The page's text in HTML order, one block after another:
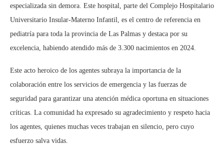
especializada sin demora. Este hospital, parte del Complejo Hospitalario
Universitario Insular-Materno Infantil, es el centro de referencia en
pediatría para toda la provincia de Las Palmas y destaca por su
excelencia, habiendo atendido más de 3.300 nacimientos en 2024.
Este acto heroico de los agentes subraya la importancia de la
colaboración entre los servicios de emergencia y las fuerzas de
seguridad para garantizar una atención médica oportuna en situaciones
críticas. La comunidad ha expresado su agradecimiento y respeto hacia
los agentes, quienes muchas veces trabajan en silencio, pero cuyo
esfuerzo salva vidas.